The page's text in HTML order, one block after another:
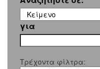
για
Τρέχοντα φίλτρα: